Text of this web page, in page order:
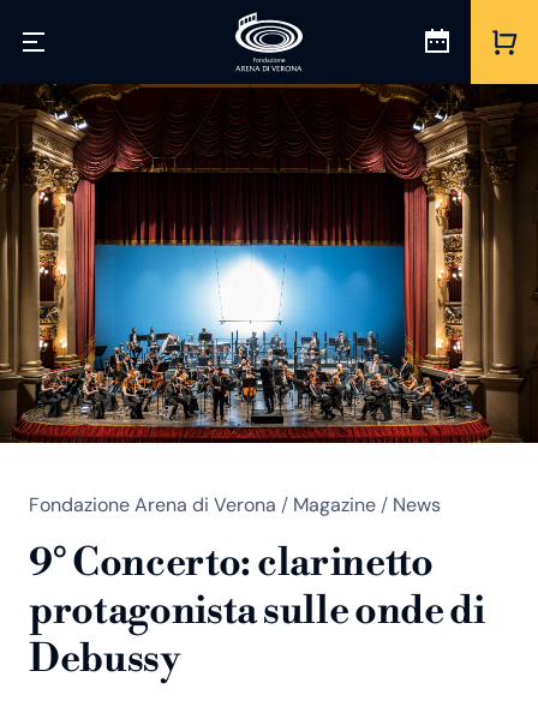
Fondazione Arena di Verona / Magazine / News
9° Concerto: clarinetto
protagonista sulle onde di
Debussy